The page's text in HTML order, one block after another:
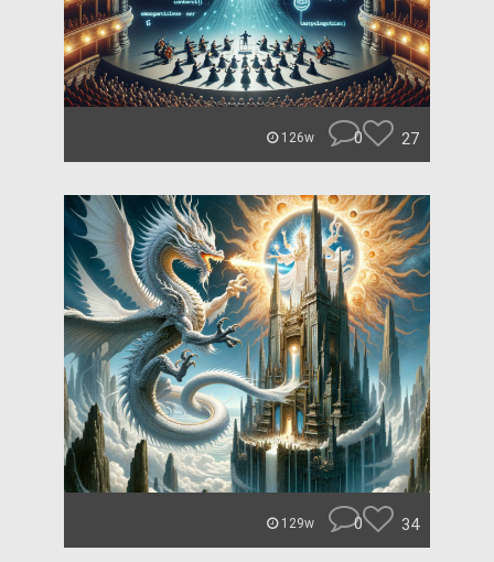
126w 0 27
129w 0 34